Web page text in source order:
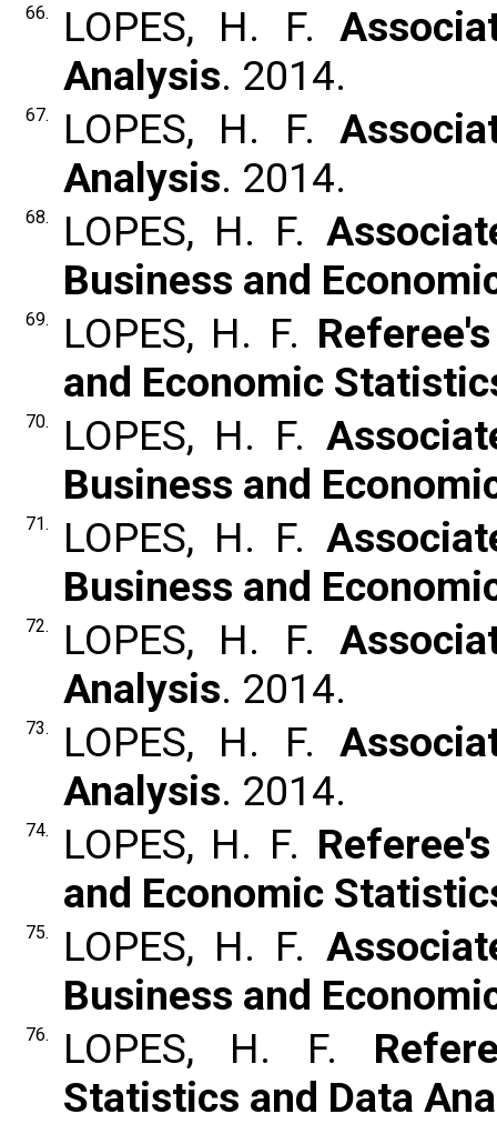
66. LOPES, H. F.
Analysis. 2014.
67. LOPES, H. F.
Analysis. 2014.
68. LOPES, H. F.
Business and
69. LOPES, H. F.
and Economic
70. LOPES, H. F.
Business and
71. LOPES, H. F.
Business and
72. LOPES, H. F.
Analysis. 2014.
73. LOPES, H. F.
Analysis. 2014.
74. LOPES, H. F.
and Economic
75. LOPES, H. F.
Business and
76. LOPES, H. F.
Statistics and Data